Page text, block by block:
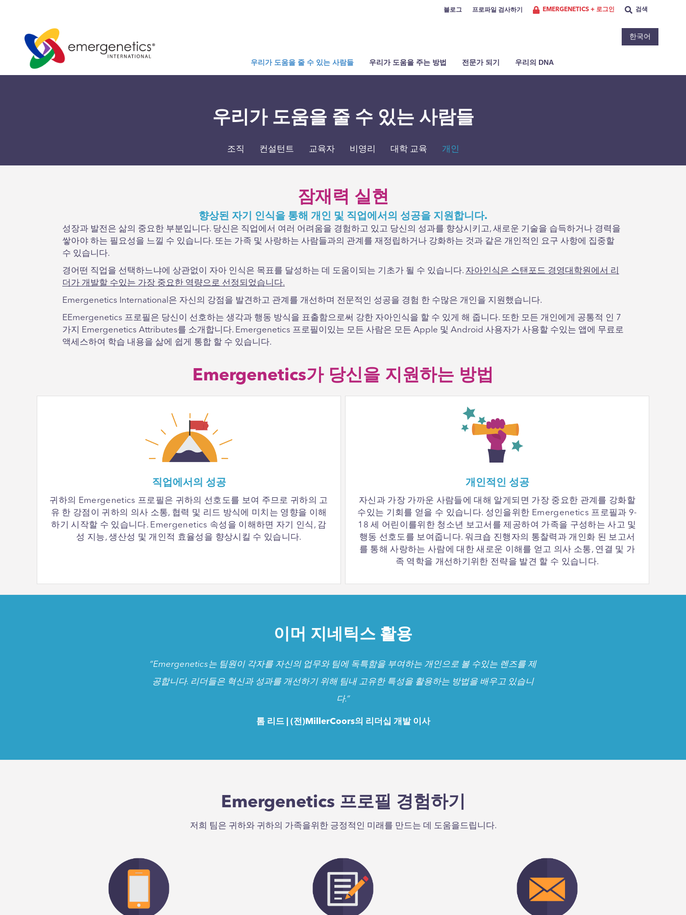
블로그 프로파일 검사하기 EMERGENETICS + 로그인 검색
한국어
우리가 도움을 줄 수 있는 사람들 우리가 도움을 주는 방법 전문가 되기 우리의 DNA
우리가 도움을 줄 수 있는 사람들
조직 컨설턴트 교육자 비영리 대학 교육 개인
잠재력 실현
향상된 자기 인식을 통해 개인 및 직업에서의 성공을 지원합니다.
성장과 발전은 삶의 중요한 부분입니다. 당신은 직업에서 여러 어려움을 경험하고 있고 당신의 성과를 향상시키고, 새로운 기술을 습득하거나 경력을
쌓아야 하는 필요성을 느낄 수 있습니다. 또는 가족 및 사랑하는 사람들과의 관계를 재정립하거나 강화하는 것과 같은 개인적인 요구 사항에 집중할
수 있습니다.
경어떤 직업을 선택하느냐에 상관없이 자아 인식은 목표를 달성하는 데 도움이되는 기초가 될 수 있습니다. 자아인식은 스탠포드 경영대학원에서 리
더가 개발할 수있는 가장 중요한 역량으로 선정되었습니다.
Emergenetics International은 자신의 강점을 발견하고 관계를 개선하며 전문적인 성공을 경험 한 수많은 개인을 지원했습니다.
EEmergenetics 프로필은 당신이 선호하는 생각과 행동 방식을 표출함으로써 강한 자아인식을 할 수 있게 해 줍니다. 또한 모든 개인에게 공통적 인 7
가지 Emergenetics Attributes를 소개합니다. Emergenetics 프로필이있는 모든 사람은 모든 Apple 및 Android 사용자가 사용할 수있는 앱에 무료로
액세스하여 학습 내용을 삶에 쉽게 통합 할 수 있습니다.
Emergenetics가 당신을 지원하는 방법
직업에서의 성공
귀하의 Emergenetics 프로필은 귀하의 선호도를 보여 주므로 귀하의 고
유 한 강점이 귀하의 의사 소통, 협력 및 리드 방식에 미치는 영향을 이해
하기 시작할 수 있습니다. Emergenetics 속성을 이해하면 자기 인식, 감
성 지능, 생산성 및 개인적 효율성을 향상시킬 수 있습니다.
개인적인 성공
자신과 가장 가까운 사람들에 대해 알게되면 가장 중요한 관계를 강화할
수있는 기회를 얻을 수 있습니다. 성인을위한 Emergenetics 프로필과 9-
18 세 어린이를위한 청소년 보고서를 제공하여 가족을 구성하는 사고 및
행동 선호도를 보여줍니다. 워크숍 진행자의 통찰력과 개인화 된 보고서
를 통해 사랑하는 사람에 대한 새로운 이해를 얻고 의사 소통, 연결 및 가
족 역학을 개선하기위한 전략을 발견 할 수 있습니다.
이머 지네틱스 활용
“Emergenetics는 팀원이 각자를 자신의 업무와 팀에 독특함을 부여하는 개인으로 볼 수있는 렌즈를 제
공합니다. 리더들은 혁신과 성과를 개선하기 위해 팀내 고유한 특성을 활용하는 방법을 배우고 있습니
다.”
톰 리드 | (전)MillerCoors의 리더십 개발 이사
톰 리드| (전)MillerCoors의 리더십 개발 이사
Emergenetics 프로필 경험하기
저희 팀은 귀하와 귀하의 가족을위한 긍정적인 미래를 만드는 데 도움을드립니다.